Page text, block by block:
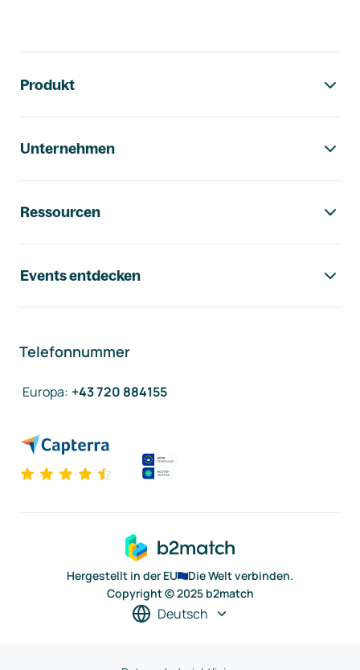
Produkt
Unternehmen
Ressourcen
Events entdecken
Telefonnummer
Europa: +43 720 884155
Hergestellt in der EU
Die Welt verbinden.
Copyright © 2025 b2match
Deutsch